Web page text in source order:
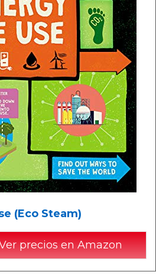
(Eco Steam)
precios en Amazon